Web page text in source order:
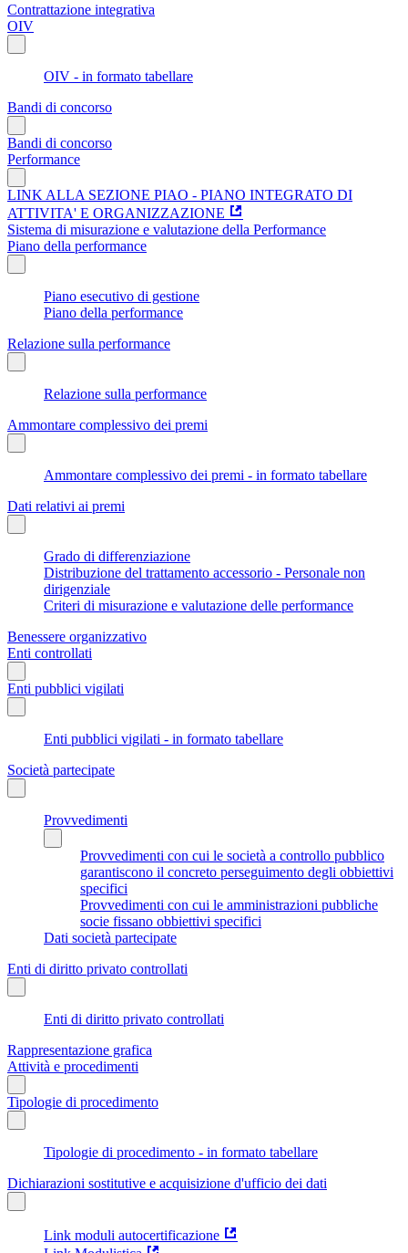
Contrattazione integrativa
OIV
OIV - in formato tabellare
Bandi di concorso
Bandi di concorso
Performance
LINK ALLA SEZIONE PIAO - PIANO INTEGRATO DI
ATTIVITA' E ORGANIZZAZIONE
Sistema di misurazione e valutazione della Performance
Piano della performance
Piano esecutivo di gestione
Piano della performance
Relazione sulla performance
Relazione sulla performance
Ammontare complessivo dei premi
Ammontare complessivo dei premi - in formato tabellare
Dati relativi ai premi
Grado di differenziazione
Distribuzione del trattamento accessorio - Personale non
dirigenziale
Criteri di misurazione e valutazione delle performance
Benessere organizzativo
Enti controllati
Enti pubblici vigilati
Enti pubblici vigilati - in formato tabellare
Società partecipate
Provvedimenti
Provvedimenti con cui le società a controllo pubblico
garantiscono il concreto perseguimento degli obbiettivi
specifici
Provvedimenti con cui le amministrazioni pubbliche
socie fissano obbiettivi specifici
Dati società partecipate
Enti di diritto privato controllati
Enti di diritto privato controllati
Rappresentazione grafica
Attività e procedimenti
Tipologie di procedimento
Tipologie di procedimento - in formato tabellare
Dichiarazioni sostitutive e acquisizione d'ufficio dei dati
Link moduli autocertificazione